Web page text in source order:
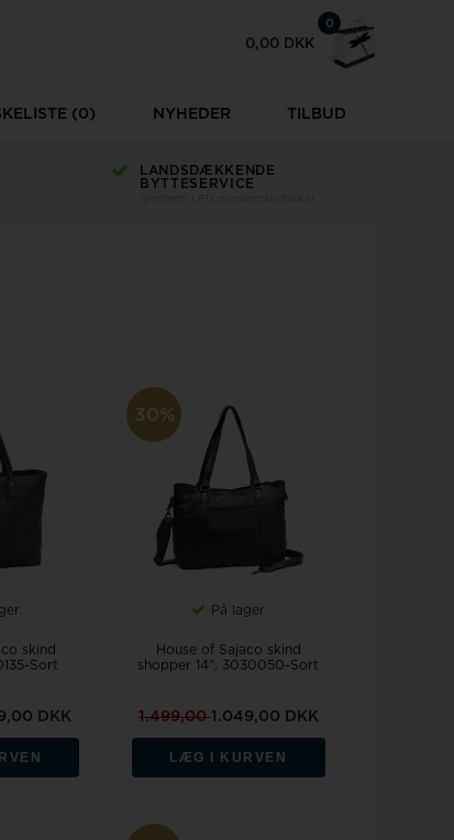
0
0,00 DKK
(0) NYHEDER TILBUD
LANDSDÆKKENDE
BYTTESERVICE
skind
Sort
DKK
30%
På lager
House of Sajaco skind
shopper 14", 3030050-Sort
1.499,001.049,00 DKK
LÆG I KURVEN